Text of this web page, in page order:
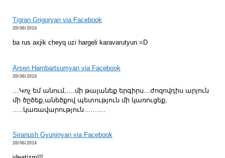
Tigran Grigoryan via Facebook
20/06/2014
ba rus axjik cheyq uzi hargeli karavarutyun =D
Arsen Hambartsumyan via Facebook
20/06/2014
…Կոչ եմ անում,….մի թալանեք երգիրս…ժոզովդիս արյուն
մի ծըծեք,անեծքով պետություն մի կառուցեք,
…..կառավարություն……….
Siranush Gyurjinyan via Facebook
20/06/2014